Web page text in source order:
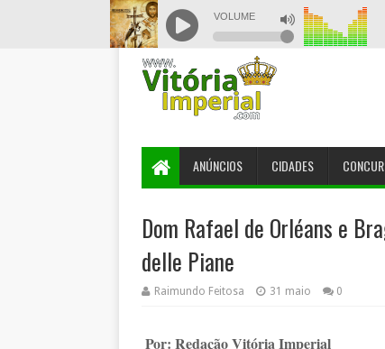
ANÚNCIOS CIDADES
Dom Rafael de Orléans e
delle Piane
Raimundo Feitosa 31 maio 0
Por: Redação Vitória Imperial